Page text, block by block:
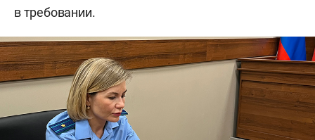
квартира на ул. Шоссейной, 57 за 4,2
млн рублей (продана за 12,7 млн
рублей);
квартира на ул. Козина, 9 площадью
60,4 кв. м за 7,3 млн рублей;
в требовании.